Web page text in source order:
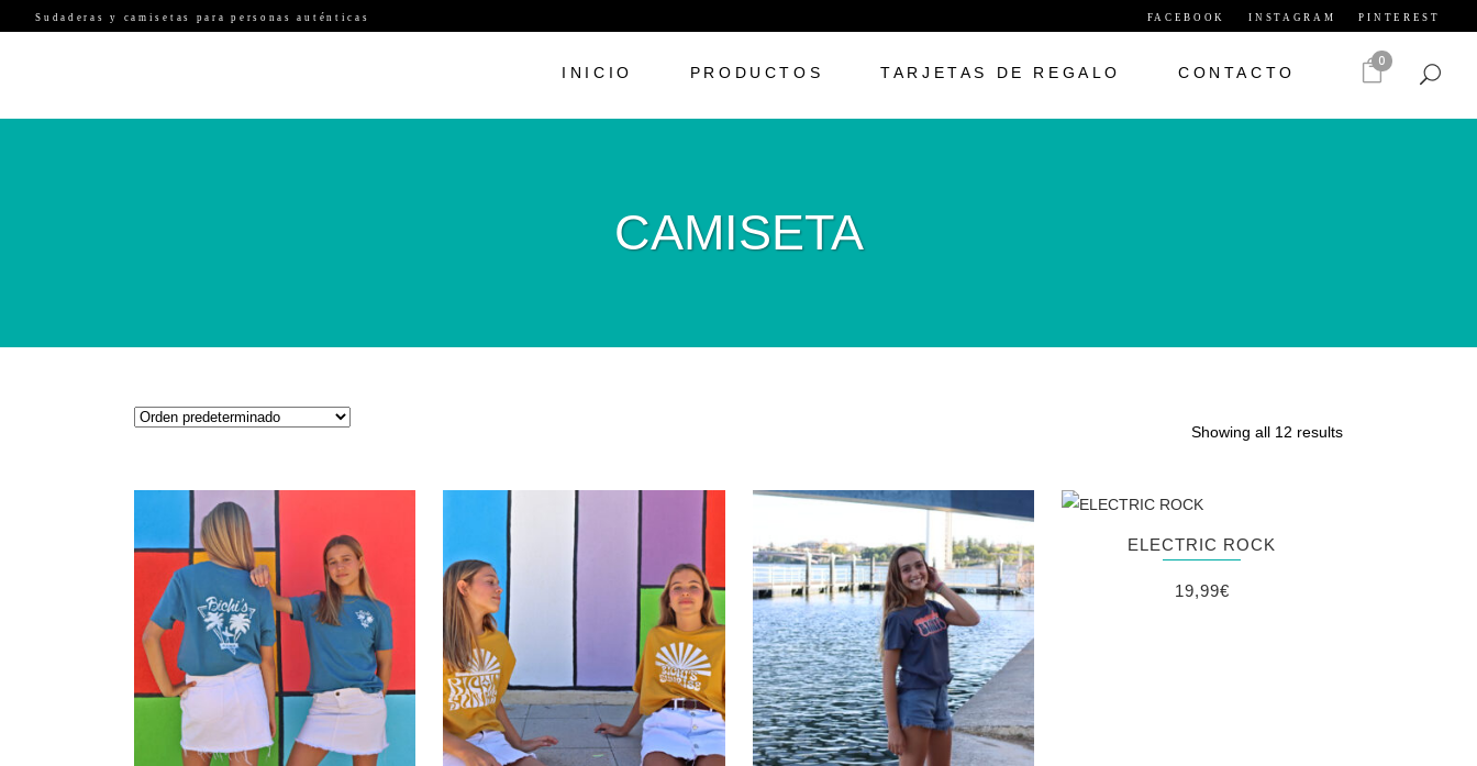
Sudaderas y camisetas para personas auténticas FACEBOOK INSTAGRAM PINTEREST
0
INICIO PRODUCTOS TARJETAS DE REGALO CONTACTO
CAMISETA
Showing all 12 results
ELECTRIC ROCK
19,99€